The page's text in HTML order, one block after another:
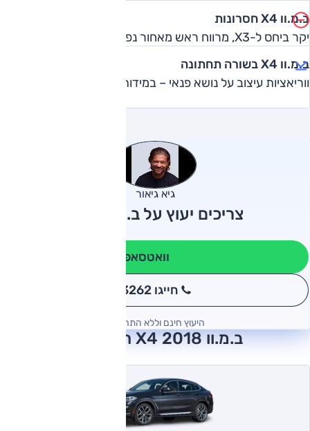
ב.מ.וו X4 חסרונות
יקר ביחס ל-X3, מרווח ראש מאחור נפגע במעט בגלל העיצוב.
ב.מ.וו X4 בשורה תחתונה
ווריאציות עיצוב על נושא פנאי – במידות הנכונות.
גיא גיאור
צריכים יעוץ על ב.מ.וו X4?
וואטסאפ
חייגו 3262
היעוץ חינם וללא התחייבות
ב.מ.וו X4 2018 חוות דעת